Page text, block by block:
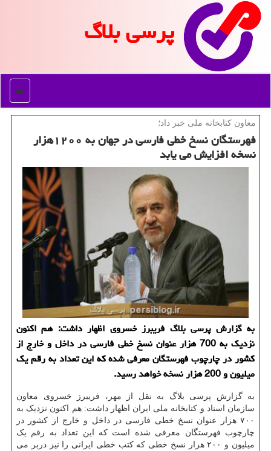
پرسی بلاگ
منو
معاون كتابخانه ملی خبر داد؛
فهرستگان نسخ خطی فارسی در جهان به ۱۲۰۰هزار
نسخه افزایش می یابد
به گزارش پرسی بلاگ فریبرز خسروی اظهار داشت: هم اكنون
نزدیك به 700 هزار عنوان نسخ خطی فارسی در داخل و خارج از
كشور در چارچوب فهرستگان معرفی شده كه این تعداد به رقم یك
میلیون و 200 هزار نسخه خواهد رسید.
به گزارش پرسی بلاگ به نقل از مهر، فریبرز خسروی معاون
سازمان اسناد و کتابخانه ملی ایران اظهار داشت: هم اکنون نزدیک به
۷۰۰ هزار عنوان نسخ خطی فارسی در داخل و خارج از کشور در
چارچوب فهرستگان معرفی شده است که این تعداد به رقم یک
میلیون و ۲۰۰ هزار نسخ خطی که کتب خطی ایرانی را نیز دربر می